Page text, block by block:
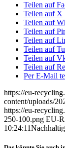
Teilen auf
Teilen auf X
Teilen auf
Teilen auf
Teilen auf
Teilen auf
Teilen auf
Teilen auf
Per E-Mail
https://eu-
content/uploads/
https://eu-
250-100.png EU-R
10:24:11